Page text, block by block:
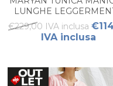
LUNGHE
ELASTICIZZATA
€229,00 IVA inclusa
IVA inclusa